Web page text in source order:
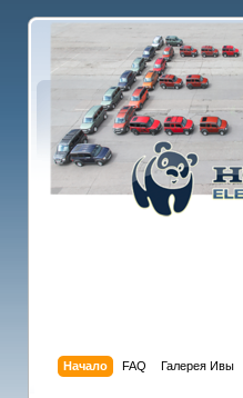
Начало FAQ Галерея Ивы